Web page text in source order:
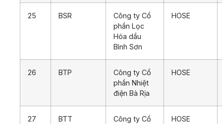
25 BSR
Công ty Cổ
phần Lọc
Hóa dầu
Bình Sơn
HOSE
26 BTP
Công ty Cổ
phần Nhiệt
điện Bà Rịa
HOSE
27 BTT
Công ty Cổ
HOSE